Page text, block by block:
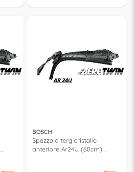
BOSCH
Spazzola tergicristallo
anteriore Ar24U (60cm)